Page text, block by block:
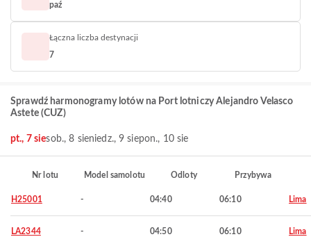
paź
Łączna liczba destynacji
7
Sprawdź harmonogramy lotów na Port lotniczy Alejandro Velasco
Astete (CUZ)
pt., 7 siesob., 8 sieniedz., 9 siepon., 10 sie
Nr lotu Model samolotu Odloty Przybywa
H25001 - 04:40 06:10 Lima
LA2344 - 04:50 06:10 Lima